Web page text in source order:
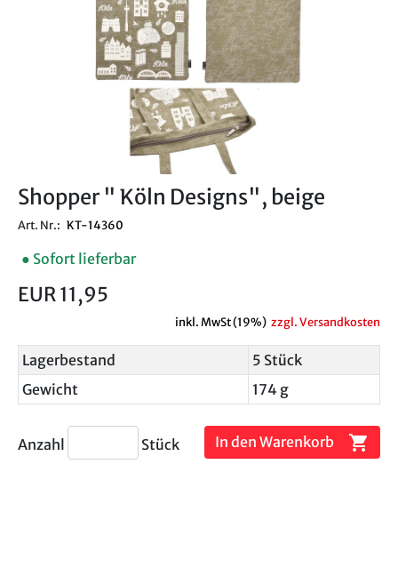
Shopper " Köln Designs", beige
Art. Nr.: KT-14360
● Sofort lieferbar
EUR 11,95
inkl. MwSt (19%) zzgl. Versandkosten
Lagerbestand
5 Stück
Gewicht
174 g
Anzahl Stück In den Warenkorb shopping_cart